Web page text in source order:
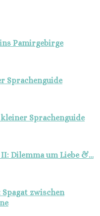
Pamirgebirge
Sprachenguide
Sprachenguide
Dilemma um Liebe &…
zwischen